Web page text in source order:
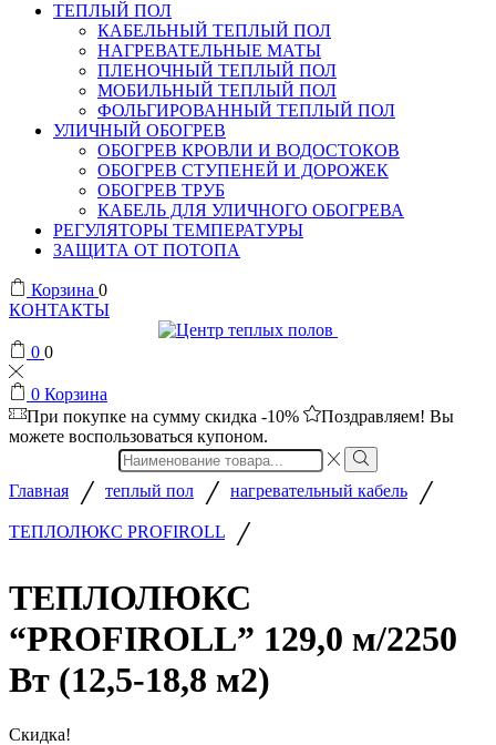
ТЕПЛЫЙ ПОЛ
КАБЕЛЬНЫЙ ТЕПЛЫЙ ПОЛ
НАГРЕВАТЕЛЬНЫЕ МАТЫ
ПЛЕНОЧНЫЙ ТЕПЛЫЙ ПОЛ
МОБИЛЬНЫЙ ТЕПЛЫЙ ПОЛ
ФОЛЬГИРОВАННЫЙ ТЕПЛЫЙ ПОЛ
УЛИЧНЫЙ ОБОГРЕВ
ОБОГРЕВ КРОВЛИ И ВОДОСТОКОВ
ОБОГРЕВ СТУПЕНЕЙ И ДОРОЖЕК
ОБОГРЕВ ТРУБ
КАБЕЛЬ ДЛЯ УЛИЧНОГО ОБОГРЕВА
РЕГУЛЯТОРЫ ТЕМПЕРАТУРЫ
ЗАЩИТА ОТ ПОТОПА
Корзина 0
КОНТАКТЫ
0 0
0 Корзина
При покупке на сумму скидка -10%
Поздравляем! Вы
можете воспользоваться купоном.
Search
input
Главная / теплый пол / нагревательный кабель /
ТЕПЛОЛЮКС PROFIROLL
/
ТЕПЛОЛЮКС
“PROFIROLL” 129,0 м/2250
Вт (12,5-18,8 м2)
Скидка!